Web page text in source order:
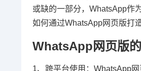
或缺的一部分，WhatsApp作
如何通过WhatsApp网页版打
WhatsApp网页版
1、跨平台使用：WhatsApp